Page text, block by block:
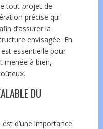
tout projet de
précise qui
d’assurer la
envisagée. En
essentielle pour
menée à bien,
DU
d’une importance